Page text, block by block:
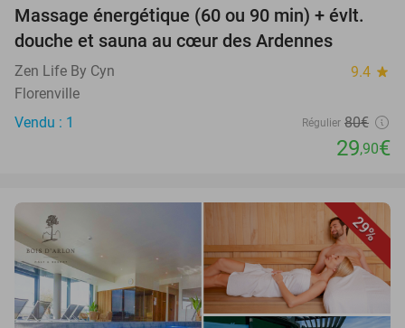
Massage énergétique (60 ou 90 min) + évlt.
douche et sauna au cœur des Ardennes
Zen Life By Cyn 9.4 star
Florenville
Vendu : 1
Régulier 80€
29,90€
29%